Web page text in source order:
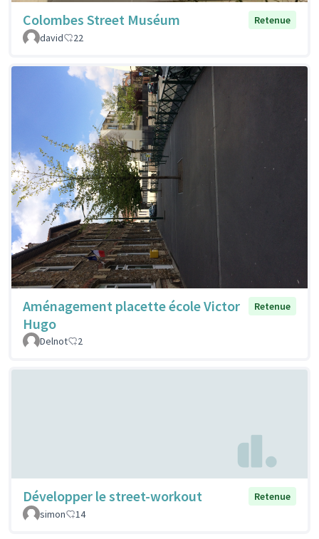
Colombes Street Muséum
Retenue
david
22
Aménagement placette école Victor
Hugo
Retenue
Delnot 2
Développer le street-workout
Retenue
simon
14